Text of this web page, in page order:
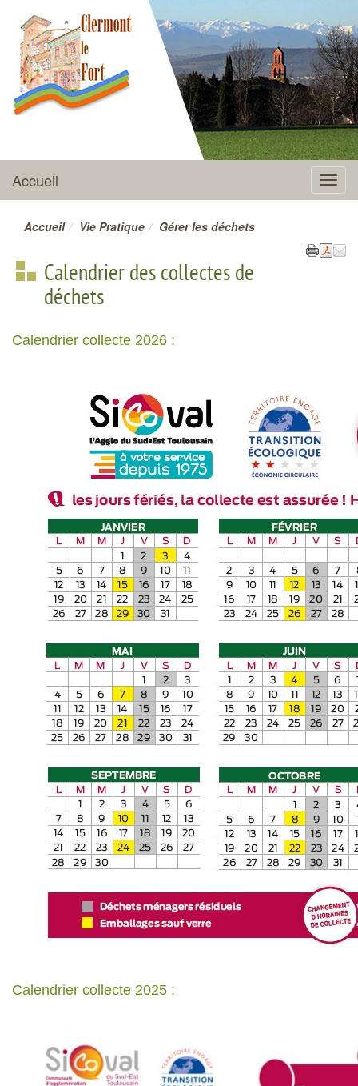
CLERMONT-LE-FORT
Menu
Accueil
Accueil Vie Pratique Gérer les déchets
Calendrier des collectes de
déchets
Calendrier collecte 2026 :
Calendrier collecte 2025 :